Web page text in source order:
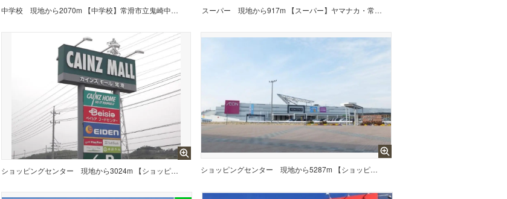
中学校 現地から2070m 【中学校】常滑市立鬼崎中学校まで2070m スーパー 現地から917m 【スーパー】ヤマナカ・常滑青海店まで917m
ショッピングセンター 現地から3024m 【ショッピングセンター】カインズモール常滑まで3024m ショッピングセンター 現地から5287m 【ショッピングセンター】イオンモール常滑まで5287m